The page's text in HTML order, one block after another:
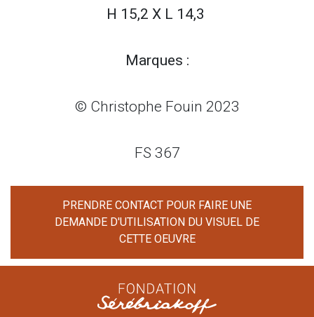
H 15,2 X L 14,3
Marques :
© Christophe Fouin 2023
FS 367
PRENDRE CONTACT POUR FAIRE UNE
DEMANDE D'UTILISATION DU VISUEL DE
CETTE OEUVRE